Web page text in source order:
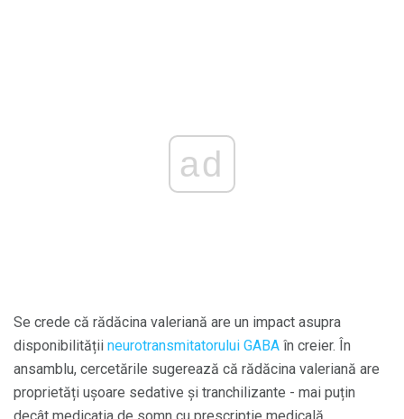
ad
Se crede că rădăcina valeriană are un impact asupra
disponibilității neurotransmitatorului GABA în creier. În
ansamblu, cercetările sugerează că rădăcina valeriană are
proprietăți ușoare sedative și tranchilizante - mai puțin